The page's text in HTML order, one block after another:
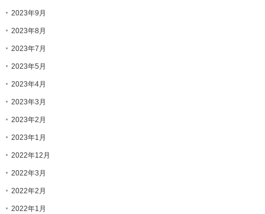
2023年9月
2023年8月
2023年7月
2023年5月
2023年4月
2023年3月
2023年2月
2023年1月
2022年12月
2022年3月
2022年2月
2022年1月